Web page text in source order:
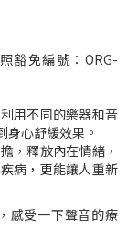
豁免編號：ORG-
用不同的樂器和音
身心舒緩效果。
，釋放內在情緒，
病，更能讓人重新
感受一下聲音的療